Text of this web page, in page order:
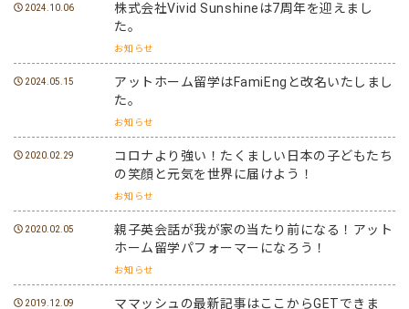
2024.10.06
株式会社Vivid Sunshineは7周年を迎えまし
た。
お知らせ
2024.05.15
アットホーム留学はFamiEngと改名いたしまし
た。
お知らせ
2020.02.29
コロナより強い！たくましい日本の子どもたち
の笑顔と元気を世界に届けよう！
お知らせ
2020.02.05
親子英会話が我が家の当たり前になる！アット
ホーム留学パフォーマーになろう！
お知らせ
2019.12.09
ママッシュの最新記事はここからGETできま